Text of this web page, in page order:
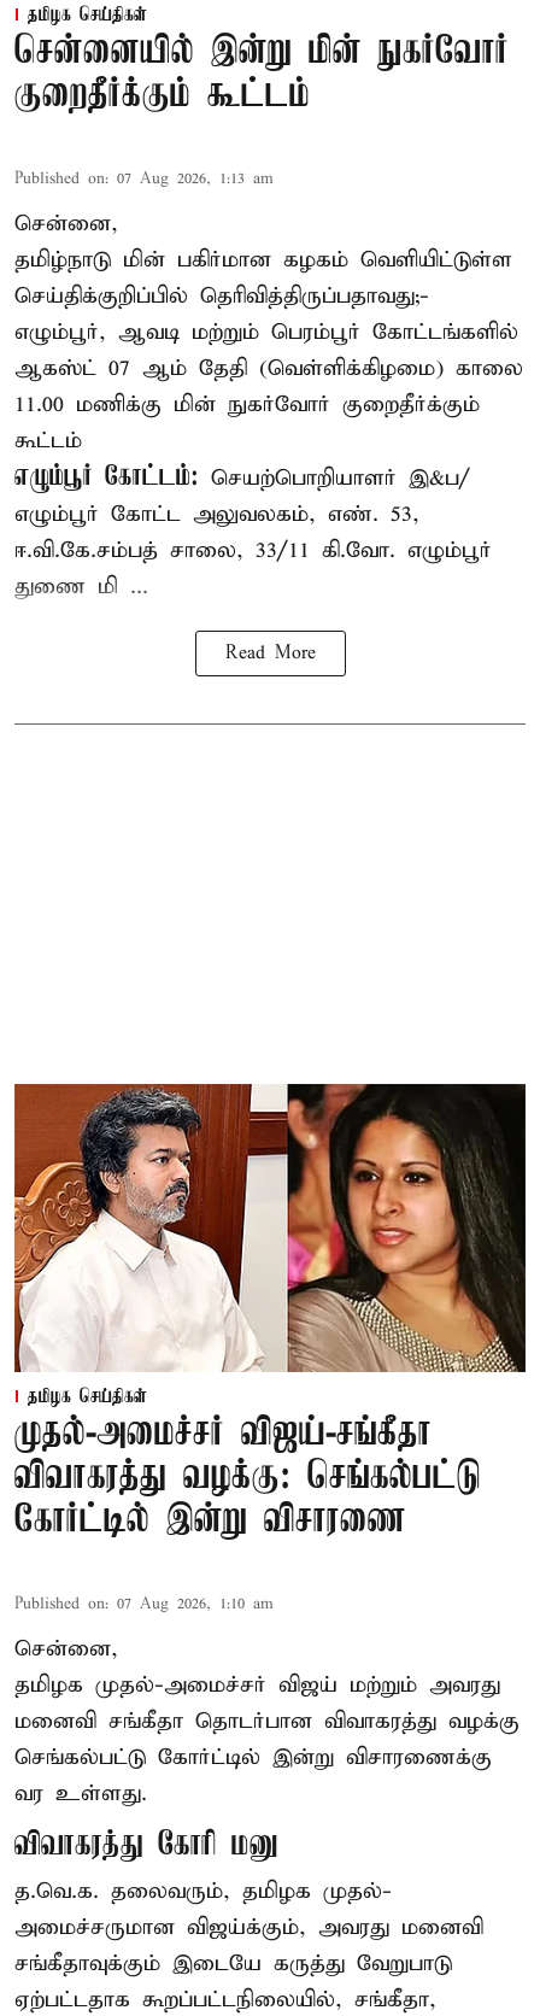
தமிழக செய்திகள்
சென்னையில் இன்று மின் நுகர்வோர்
குறைதீர்க்கும் கூட்டம்
Published on: 07 Aug 2026, 1:13 am
சென்னை,
தமிழ்நாடு மின் பகிர்மான கழகம் வெளியிட்டுள்ள
செய்திக்குறிப்பில் தெரிவித்திருப்பதாவது;-
எழும்பூர், ஆவடி மற்றும் பெரம்பூர் கோட்டங்களில்
ஆகஸ்ட் 07 ஆம் தேதி (வெள்ளிக்கிழமை) காலை
11.00 மணிக்கு மின் நுகர்வோர் குறைதீர்க்கும்
கூட்டம்
எழும்பூர் கோட்டம்: செயற்பொறியாளர் இ&ப/
எழும்பூர் கோட்ட அலுவலகம், எண். 53,
ஈ.வி.கே.சம்பத் சாலை, 33/11 கி.வோ. எழும்பூர்
துணை மி ...
Read More
தமிழக செய்திகள்
முதல்-அமைச்சர் விஜய்-சங்கீதா
விவாகரத்து வழக்கு: செங்கல்பட்டு
கோர்ட்டில் இன்று விசாரணை
Published on: 07 Aug 2026, 1:10 am
சென்னை,
தமிழக முதல்-அமைச்சர் விஜய் மற்றும் அவரது
மனைவி சங்கீதா தொடர்பான விவாகரத்து வழக்கு
செங்கல்பட்டு கோர்ட்டில் இன்று விசாரணைக்கு
வர உள்ளது.
விவாகரத்து கோரி மனு
த.வெ.க. தலைவரும், தமிழக முதல்-
அமைச்சருமான விஜய்க்கும், அவரது மனைவி
சங்கீதாவுக்கும் இடையே கருத்து வேறுபாடு
ஏற்பட்டதாக கூறப்பட்டநிலையில், சங்கீதா,